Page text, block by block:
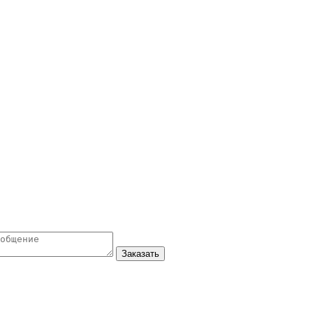
Заказать